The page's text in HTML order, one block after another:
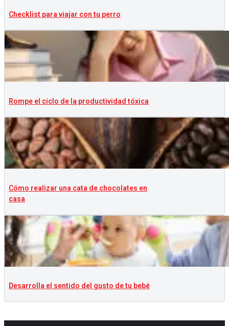
Checklist para viajar con tu perro
Rompe el ciclo de la productividad tóxica
Cómo realizar una cata de chocolates en
casa
Desarrolla el sentido del gusto de tu bebé